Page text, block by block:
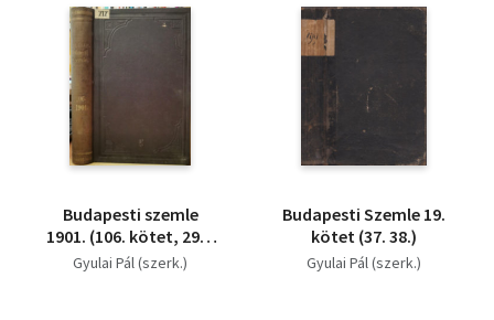
Budapesti szemle
1901. (106. kötet, 292,
293, 294. számok) -
Gyulai Pál (szerk.)
Budapesti Szemle 19.
kötet (37. 38.)
Gyulai Pál (szerk.)